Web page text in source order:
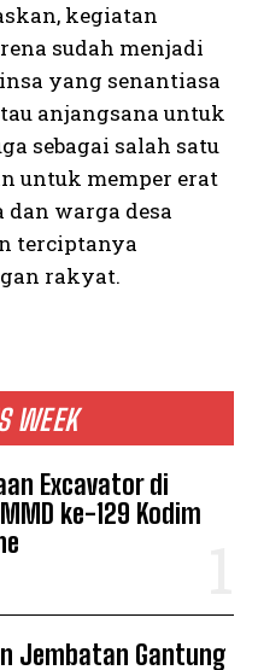
WEEK
Excavator di
ke-129 Kodim
Jembatan Gantung
kegiatan
sudah menjadi
yang senantiasa
anjangsana untuk
sebagai salah satu
untuk memper erat
dan warga desa
terciptanya
rakyat.